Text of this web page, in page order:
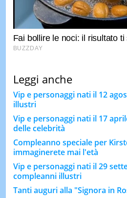
Leggi anche
Vip e personaggi nati il 12
illustri
Vip e personaggi nati il 17
delle celebrità
Compleanno speciale per
immaginerete mai l'età
Vip e personaggi nati il 29
compleanni illustri
Tanti auguri alla "Signora in